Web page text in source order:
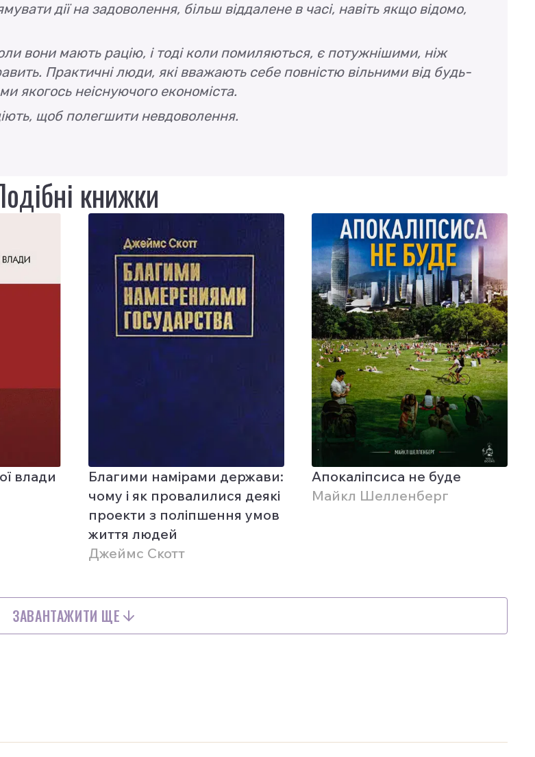
дії на задоволення, більш віддалене в часі, навіть якщо відомо,
коли вони мають рацію, і тоді коли помиляються, є потужнішими, ніж
Практичні люди, які вважають себе повністю вільними від будь-
якогось неіснуючого економіста.
щоб полегшити невдоволення.
книжки
влади
Благими намірами держави:
чому і як провалилися деякі
проекти з поліпшення умов
життя людей
Джеймс Скотт
Апокаліпсиса не буде
Майкл Шелленберг
ЗАВАНТАЖИТИ ЩЕ